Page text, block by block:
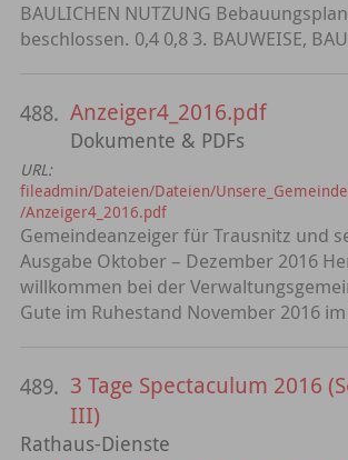
BAULICHEN NUTZUNG
beschlossen. 0,4 0,8 3. BAUWEISE,
488. Anzeiger4_2016.pdf
Dokumente & PDFs
URL:
fileadmin/Dateien/Dateien/
/Anzeiger4_2016.pdf
Gemeindeanzeiger für Trausnitz und
Ausgabe Oktober – Dezember 2016
willkommen bei der
Gute im Ruhestand November 2016
489. 3 Tage Spectaculum 2016
III)
Rathaus-Dienste